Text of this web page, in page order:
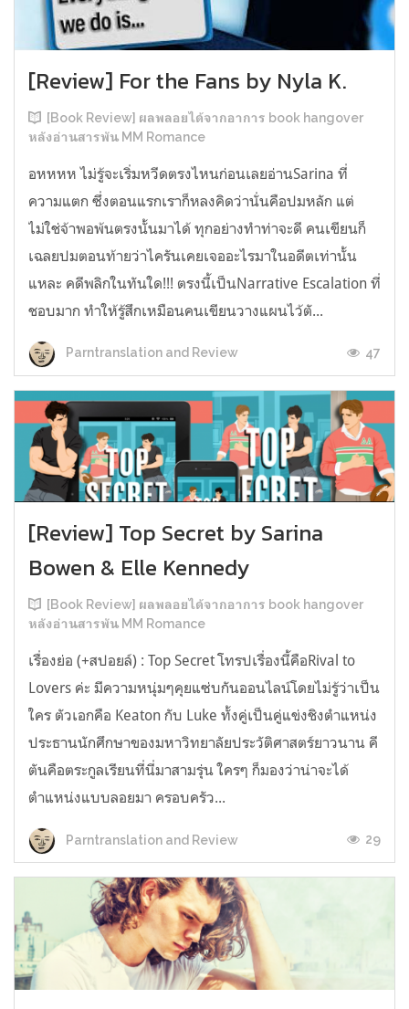
[Review] For the Fans by Nyla K.
[Book Review] ผลพลอยได้จากอาการ book hangover
หลังอ่านสารพัน MM Romance
อหหหห ไม่รู้จะเริ่มหวีดตรงไหนก่อนเลยอ่านSarina ที่
ความแตก ซึ่งตอนแรกเราก็หลงคิดว่านั่นคือปมหลัก แต่
ไม่ใช่จ้าพอพ้นตรงนั้นมาได้ ทุกอย่างทำท่าจะดี คนเขียนก็
เฉลยปมตอนท้ายว่าไครันเคยเจออะไรมาในอดีตเท่านั้น
แหละ คดีพลิกในทันใด!!! ตรงนี้เป็นNarrative Escalation ที่
ชอบมาก ทำให้รู้สึกเหมือนคนเขียนวางแผนไว้ตั...
Parntranslation and Review 47
[Review] Top Secret by Sarina
Bowen & Elle Kennedy
[Book Review] ผลพลอยได้จากอาการ book hangover
หลังอ่านสารพัน MM Romance
เรื่องย่อ (+สปอยล์) : Top Secret โทรปเรื่องนี้คือRival to
Lovers ค่ะ มีความหนุ่มๆคุยแซ่บกันออนไลน์โดยไม่รู้ว่าเป็น
ใคร ตัวเอกคือ Keaton กับ Luke ทั้งคู่เป็นคู่แข่งชิงตำแหน่ง
ประธานนักศึกษาของมหาวิทยาลัยประวัติศาสตร์ยาวนาน คี
ตันคือตระกูลเรียนที่นี่มาสามรุ่น ใครๆ ก็มองว่าน่าจะได้
ตำแหน่งแบบลอยมา ครอบครัว...
Parntranslation and Review 29